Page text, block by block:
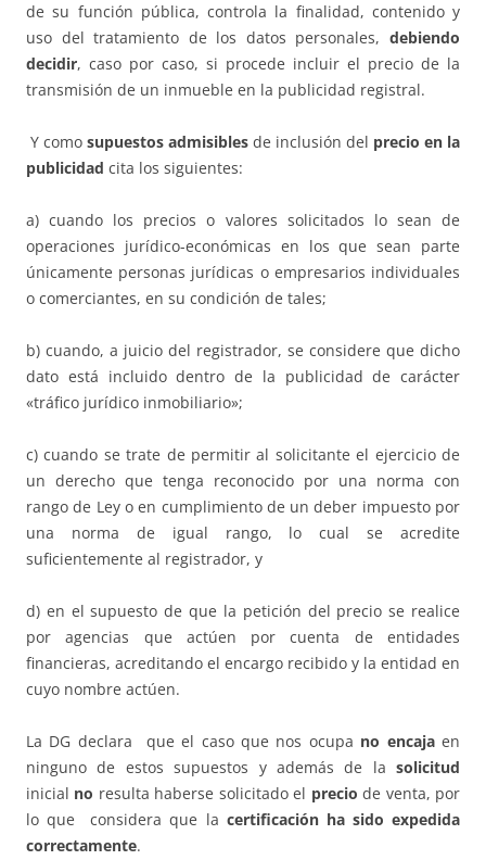
de su función pública, controla la finalidad, contenido y
uso del tratamiento de los datos personales, debiendo
decidir, caso por caso, si procede incluir el precio de la
transmisión de un inmueble en la publicidad registral.
Y como supuestos admisibles de inclusión del precio en la
publicidad cita los siguientes:
a) cuando los precios o valores solicitados lo sean de
operaciones jurídico-económicas en los que sean parte
únicamente personas jurídicas o empresarios individuales
o comerciantes, en su condición de tales;
b) cuando, a juicio del registrador, se considere que dicho
dato está incluido dentro de la publicidad de carácter
«tráfico jurídico inmobiliario»;
c) cuando se trate de permitir al solicitante el ejercicio de
un derecho que tenga reconocido por una norma con
rango de Ley o en cumplimiento de un deber impuesto por
una norma de igual rango, lo cual se acredite
suficientemente al registrador, y
d) en el supuesto de que la petición del precio se realice
por agencias que actúen por cuenta de entidades
financieras, acreditando el encargo recibido y la entidad en
cuyo nombre actúen.
La DG declara que el caso que nos ocupa no encajaen
ninguno de estos supuestos y además de la solicitud
inicial no resulta haberse solicitado el precio de venta, por
lo que considera que la certificación ha sido expedida
correctamente.